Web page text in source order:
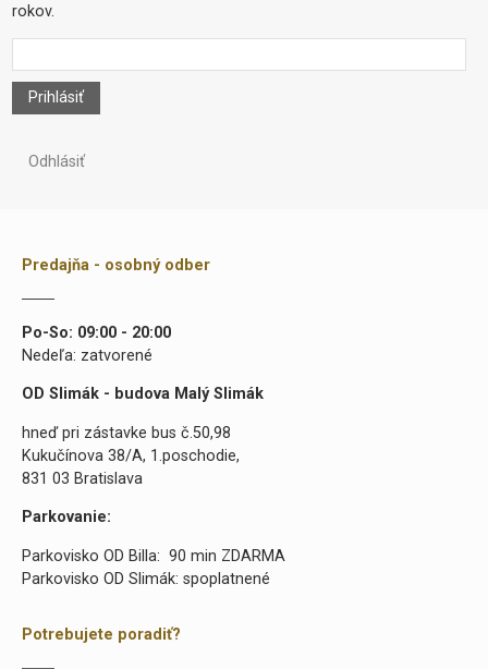
rokov.
Prihlásiť
Odhlásiť
Predajňa - osobný odber
Po-So: 09:00 - 20:00
Nedeľa: zatvorené
OD Slimák - budova Malý Slimák
hneď pri zástavke bus č.50,98
Kukučínova 38/A, 1.poschodie,
831 03 Bratislava
Parkovanie:
Parkovisko OD Billa: 90 min ZDARMA
Parkovisko OD Slimák: spoplatnené
Potrebujete poradiť?